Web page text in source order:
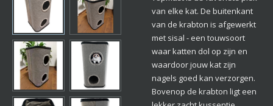
van elke kat. De buitenkant
van de krabton is afgewerkt
met sisal - een touwsoort
waar katten dol op zijn en
waardoor jouw kat zijn
nagels goed kan verzorgen.
Bovenop de krabton ligt een